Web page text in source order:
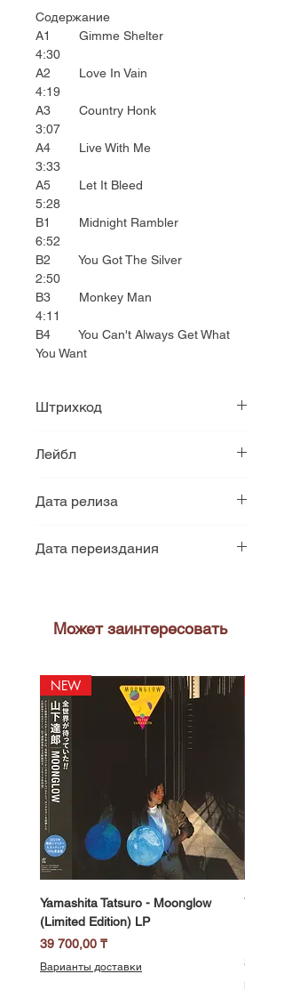
Содержание
A1 Gimme Shelter
4:30
A2 Love In Vain
4:19
A3 Country Honk
3:07
A4 Live With Me
3:33
A5 Let It Bleed
5:28
B1 Midnight Rambler
6:52
B2 You Got The Silver
2:50
B3 Monkey Man
4:11
B4 You Can't Always Get What
You Want
Штрихкод
Лейбл
Дата релиза
Дата переиздания
Может заинтересовать
NEW
Yamashita Tatsuro - Moonglow
(Limited Edition) LP
Цена
39 700,00 ₸
Варианты доставки
Цена
39